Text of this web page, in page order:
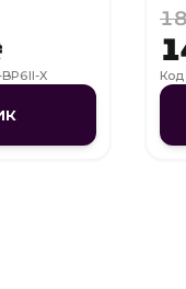
FI
X Код